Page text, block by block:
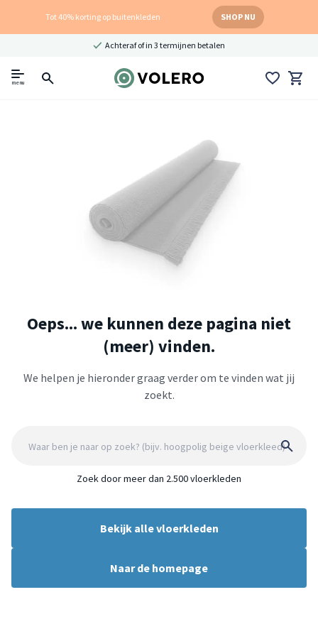
Tot 40% korting op buitenkleden SHOP NU
Achteraf of in 3 termijnen betalen
menu
Oeps... we kunnen deze pagina niet
(meer) vinden.
We helpen je hieronder graag verder om te vinden wat jij
zoekt.
Zoek door meer dan 2.500 vloerkleden
Bekijk alle vloerkleden
Naar de homepage